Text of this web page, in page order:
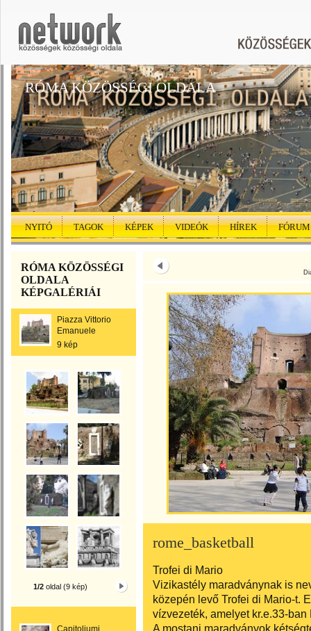
RÓMA KÖZÖSSÉGI OLDALA
NYITÓ TAGOK KÉPEK VIDEÓK HÍREK FÓRUM
RÓMA KÖZÖSSÉGI
OLDALA
KÉPGALÉRIÁI
Piazza Vittorio
Emanuele
9 kép
1/2 oldal (9 kép)
Capitoliumi
rome_basketball
Trofei di Mario
Vizikastély maradványnak is
közepén levő Trofei di Mario-t.
vízvezeték, amelyet kr.e.33-
A mostani maradványok